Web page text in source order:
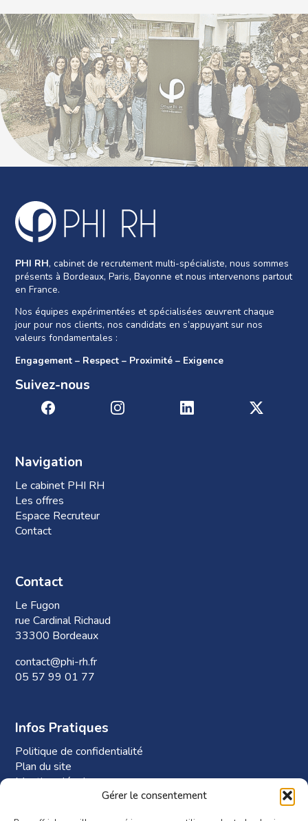
Gérer le consentement
PHI RH, cabinet de recrutement multi-spécialiste, nous sommes
présents à Bordeaux, Paris, Bayonne et nous intervenons partout
en France.
Nos équipes expérimentées et spécialisées œuvrent chaque
jour pour nos clients, nos candidats en s’appuyant sur nos
valeurs fondamentales :
Engagement – Respect – Proximité – Exigence
Suivez-nous
Navigation
Le cabinet PHI RH
Les offres
Espace Recruteur
Contact
Contact
Le Fugon
rue Cardinal Richaud
33300 Bordeaux
contact@phi-rh.fr
05 57 99 01 77
Infos Pratiques
Politique de confidentialité
Plan du site
Mentions légales
Plan d’accès à Phi-RH